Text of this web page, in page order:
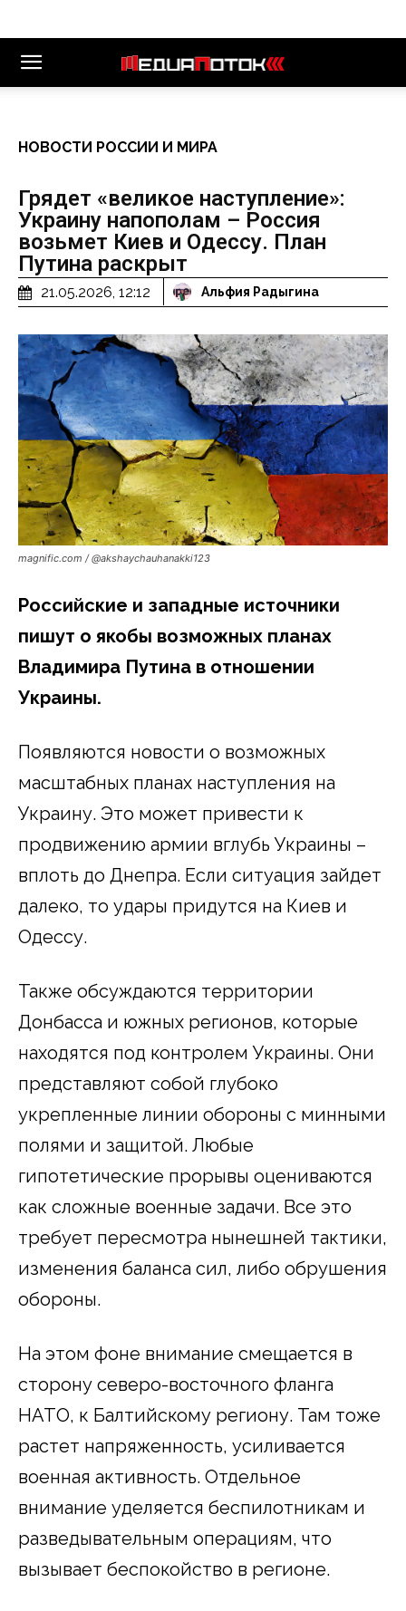
НОВОСТИ РОССИИ И МИРА
Грядет «великое наступление»:
Украину напополам – Россия
возьмет Киев и Одессу. План
Путина раскрыт
21.05.2026, 12:12 Альфия Радыгина
magnific.com / @akshaychauhanakki123
Российские и западные источники
пишут о якобы возможных планах
Владимира Путина в отношении
Украины.
Появляются новости о возможных
масштабных планах наступления на
Украину. Это может привести к
продвижению армии вглубь Украины –
вплоть до Днепра. Если ситуация зайдет
далеко, то удары придутся на Киев и
Одессу.
Также обсуждаются территории
Донбасса и южных регионов, которые
находятся под контролем Украины. Они
представляют собой глубоко
укрепленные линии обороны с минными
полями и защитой. Любые
гипотетические прорывы оцениваются
как сложные военные задачи. Все это
требует пересмотра нынешней тактики,
изменения баланса сил, либо обрушения
обороны.
На этом фоне внимание смещается в
сторону северо-восточного фланга
НАТО, к Балтийскому региону. Там тоже
растет напряженность, усиливается
военная активность. Отдельное
внимание уделяется беспилотникам и
разведывательным операциям, что
вызывает беспокойство в регионе.